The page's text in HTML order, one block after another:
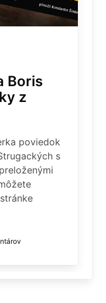
Boris
z
poviedok
s